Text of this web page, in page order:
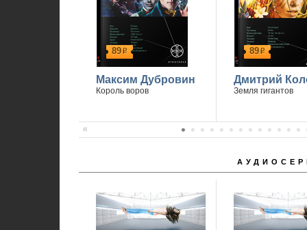
89р
Максим Дубровин
Король воров
89р
Дмитрий
Земля гигантов